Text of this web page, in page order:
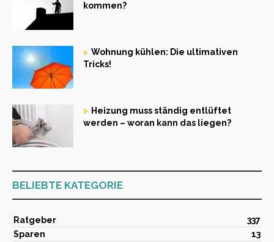
kommen?
Wohnung kühlen: Die ultimativen
Tricks!
Heizung muss ständig entlüftet
werden – woran kann das liegen?
BELIEBTE KATEGORIE
Ratgeber
337
Sparen
13